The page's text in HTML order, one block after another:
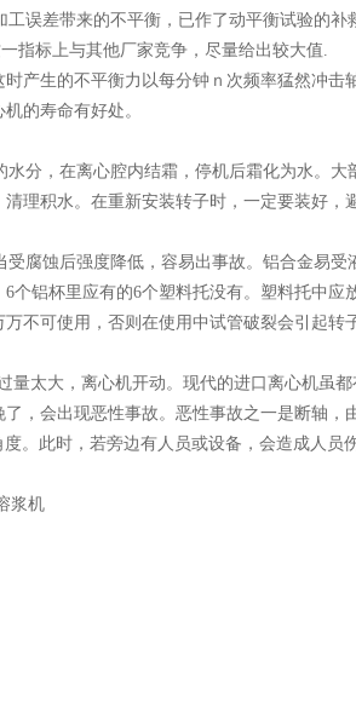
误差带来的不平衡，已作了动平衡试验的
指标上与其他厂家竞争，尽量给出较大值.
产生的不平衡力以每分钟ｎ次频率猛然冲
的寿命有好处。
分，在离心腔内结霜，停机后霜化为水。
理积水。在重新安装转子时，一定要装好，
腐蚀后强度降低，容易出事故。铝合金易受
个铝杯里应有的6个塑料托没有。塑料托中
万不可使用，否则在使用中试管破裂会引起转
太大，离心机开动。现代的进口离心机虽
，会出现恶性事故。恶性事故之一是断轴
。此时，若旁边有人员或设备，会造成人员
浆机